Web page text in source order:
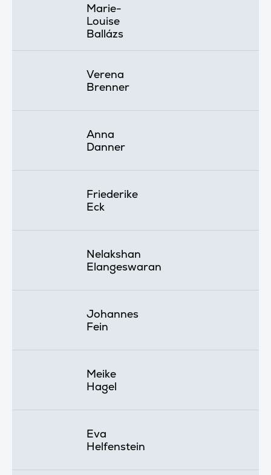
Marie-
Louise
Ballázs
Verena
Brenner
Anna
Danner
Friederike
Eck
Nelakshan
Elangeswaran
Johannes
Fein
Meike
Hagel
Eva
Helfenstein